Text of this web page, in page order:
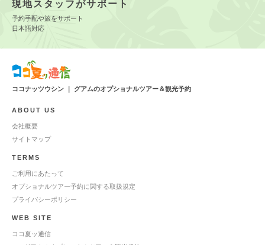
現地スタッフがサポート
予約手配や旅をサポート
日本語対応
ココナッツウシン ｜ グアムのオプショナルツアー＆観光予約
ABOUT US
会社概要
サイトマップ
TERMS
ご利用にあたって
オプショナルツアー予約に関する取扱規定
プライバシーポリシー
WEB SITE
ココ夏ッ通信